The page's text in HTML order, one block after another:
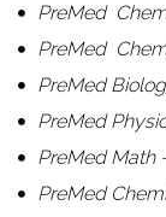
PreMed
PreMed
PreMed
PreMed
PreMed Math
PreMed